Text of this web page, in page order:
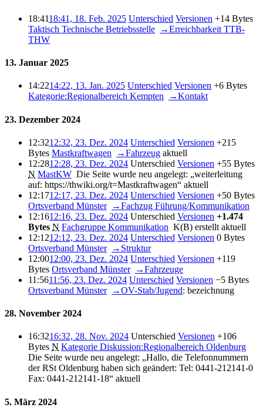
18:4118:41, 18. Feb. 2025 Unterschied Versionen +14 Bytes
Taktisch Technische Betriebsstelle
→‎Erreichbarkeit TTB-
THW
13. Januar 2025
14:2214:22, 13. Jan. 2025 Unterschied Versionen +6 Bytes
Kategorie:Regionalbereich Kempten
→‎Kontakt
23. Dezember 2024
12:3212:32, 23. Dez. 2024 Unterschied Versionen +215
Bytes Mastkraftwagen →‎Fahrzeug aktuell
12:2812:28, 23. Dez. 2024 Unterschied Versionen +55 Bytes
N MastKW Die Seite wurde neu angelegt: „weiterleitung
auf: https://thwiki.org/t=Mastkraftwagen“ aktuell
12:1712:17, 23. Dez. 2024 Unterschied Versionen +50 Bytes
Ortsverband Münster‎ →‎Fachzug Führung/Kommunikation
12:1612:16, 23. Dez. 2024 Unterschied Versionen +1.474
Bytes N Fachgruppe Kommunikation K(B) erstellt aktuell
12:1212:12, 23. Dez. 2024 Unterschied Versionen 0 Bytes
Ortsverband Münster‎ →‎Struktur
12:0012:00, 23. Dez. 2024 Unterschied Versionen +119
Bytes Ortsverband Münster‎ →‎Fahrzeuge
11:5611:56, 23. Dez. 2024 Unterschied Versionen −5 Bytes
Ortsverband Münster‎ →‎OV-Stab/Jugend: bezeichnung
28. November 2024
16:3216:32, 28. Nov. 2024 Unterschied Versionen +106
Bytes N Kategorie Diskussion:Regionalbereich Oldenburg
Die Seite wurde neu angelegt: „Hallo, die Telefonnummern
der RSt Oldenburg haben sich geändert: Tel: 0441-212141-0
Fax: 0441-212141-18“ aktuell
5. März 2024